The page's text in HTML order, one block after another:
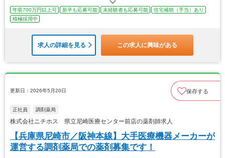
年収700万円以上可 新卒も応募可能 未経験者も応募可能
住宅補助（手当）あり
積極採用中
求人の詳細を見る この求人に興味がある
更新日：2026年5月20日 保存する
正社員 調剤薬局
株式会社ニチホス 県立尼崎医療センター前店の薬剤師求人
【兵庫県尼崎市／阪神本線】大手医療機器メーカーが
運営する調剤薬局での薬剤募集です！